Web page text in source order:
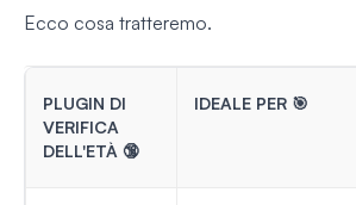
Ecco cosa tratteremo.
PLUGIN DI
VERIFICA
DELL'ETÀ 🔞
IDEALE PER 🎯